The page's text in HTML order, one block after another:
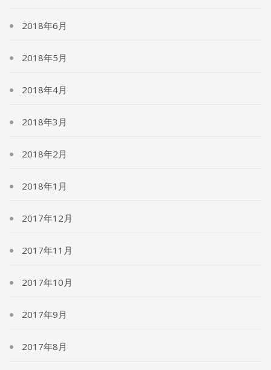
2018年6月
2018年5月
2018年4月
2018年3月
2018年2月
2018年1月
2017年12月
2017年11月
2017年10月
2017年9月
2017年8月